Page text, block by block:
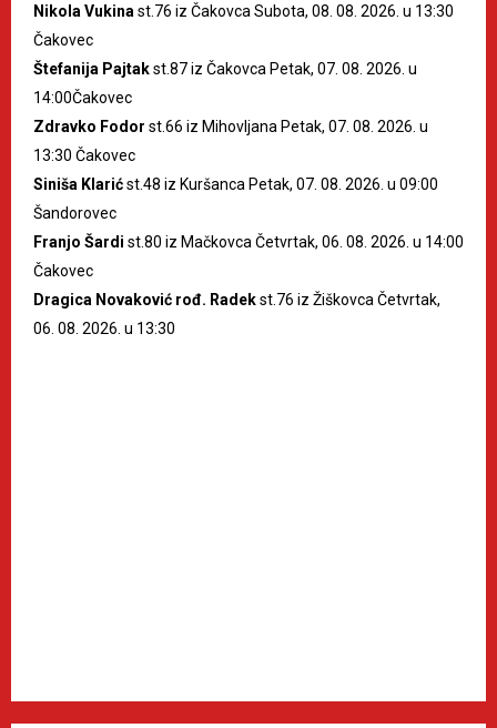
Nikola Vukina st.76 iz Čakovca Subota, 08. 08. 2026. u 13:30
Čakovec
Štefanija Pajtakst.87 iz Čakovca Petak, 07. 08. 2026. u
14:00Čakovec
Zdravko Fodor st.66 iz Mihovljana Petak, 07. 08. 2026. u
13:30 Čakovec
Siniša Klarićst.48 iz Kuršanca Petak, 07. 08. 2026. u 09:00
Šandorovec
Franjo Šardi st.80 iz Mačkovca Četvrtak, 06. 08. 2026. u 14:00
Čakovec
Dragica Novaković rođ. Radekst.76 iz Žiškovca Četvrtak,
06. 08. 2026. u 13:30